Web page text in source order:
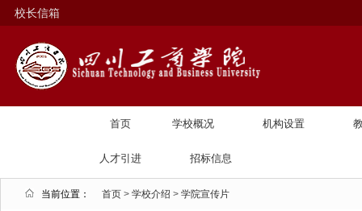
校长信箱
首页 学校概况 机构设置
人才引进 招标信息
当前位置： 首页 > 学校介绍 > 学院宣传片